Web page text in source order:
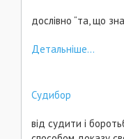
дослівно “та, що
Детальніше...
Судибор
від судити і